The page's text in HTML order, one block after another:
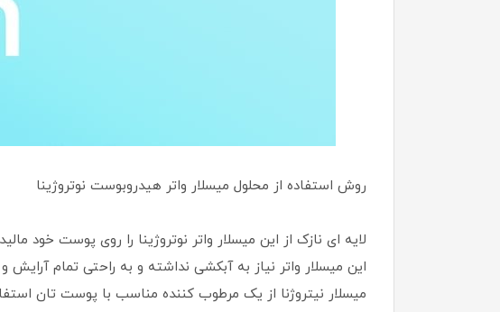
روش استفاده از محلول میسلار واتر هیدروبوست نوتروژینا
لایه ای نازک از این میسلار واتر نوتروژینا را روی پوست
این میسلار واتر نیاز به آبکشی نداشته و به راحتی تمام
میسلار نیتروژنا از یک مرطوب کننده مناسب با پوست تان